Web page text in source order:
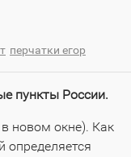
перчатки егор
пункты России.
в новом окне). Как
определяется